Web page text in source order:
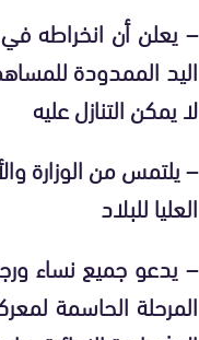
– يعلن أن انخراطه
اليد الممدودة
لا يمكن التنازل عليه
– يلتمس من الوزارة
العليا للبلاد
– يدعو جميع نساء
المرحلة الحاسمة